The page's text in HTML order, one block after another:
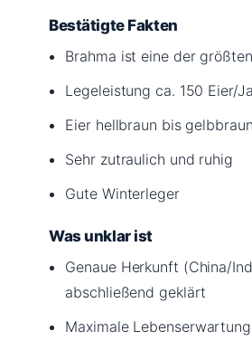
Bestätigte Fakten
Brahma ist eine der
Legeleistung ca. 150 Eier/
Eier hellbraun bis gelbbraun
Sehr zutraulich und ruhig
Gute Winterleger
Was unklar ist
Genaue Herkunft (China/
abschließend geklärt
Maximale